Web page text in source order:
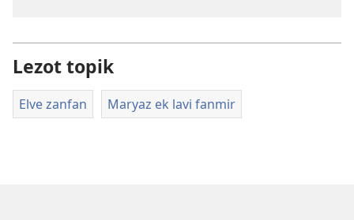
Lezot topik
Elve zanfan Maryaz ek lavi fanmir